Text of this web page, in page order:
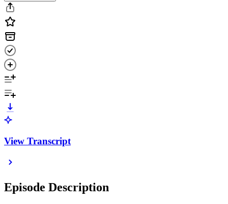
View Transcript
Episode Description